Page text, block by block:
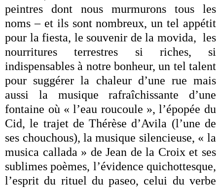
peintres dont nous murmurons tous les
noms – et ils sont nombreux, un tel appétit
pour la fiesta, le souvenir de la movida, les
nourritures terrestres si riches, si
indispensables à notre bonheur, un tel talent
pour suggérer la chaleur d’une rue mais
aussi la musique rafraîchissante d’une
fontaine où « l’eau roucoule », l’épopée du
Cid, le trajet de Thérèse d’Avila (l’une de
ses chouchous), la musique silencieuse, « la
musica callada » de Jean de la Croix et ses
sublimes poèmes, l’évidence quichottesque,
l’esprit du rituel du paseo, celui du verbe